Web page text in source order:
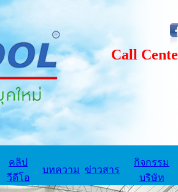
Call Center :
คลิป
วีดีโอ
บทความ ข่าวสาร
กิจกรรม
บริษัท